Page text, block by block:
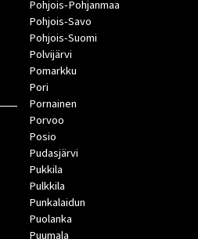
Pohjois-Pohjanmaa
Pohjois-Savo
Pohjois-Suomi
Polvijärvi
Pomarkku
Pori
Pornainen
Porvoo
Posio
Pudasjärvi
Pukkila
Pulkkila
Punkalaidun
Puolanka